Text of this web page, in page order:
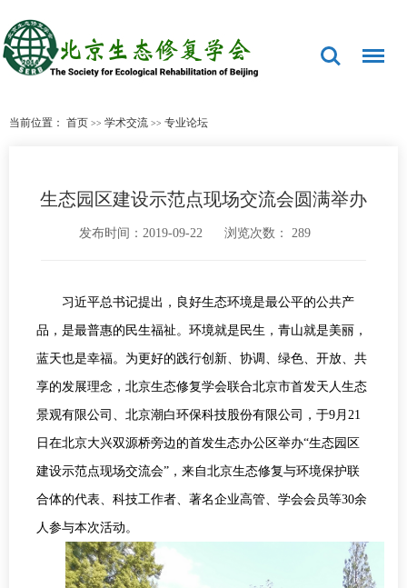
当前位置： 首页 >> 学术交流 >> 专业论坛
生态园区建设示范点现场交流会圆满举办
发布时间：2019-09-22 浏览次数： 289
习近平总书记提出，良好生态环境是最公平的公共产
品，是最普惠的民生福祉。环境就是民生，青山就是美丽，
蓝天也是幸福。为更好的践行创新、协调、绿色、开放、共
享的发展理念，北京生态修复学会联合北京市首发天人生态
景观有限公司、北京潮白环保科技股份有限公司，于9月 21
日在北京大兴双源桥旁边的首发生态办公区举办“生态园区
建设示范点现场交流会”，来自北京生态修复与环境保护联
合体的代表、科技工作者、著名企业高管、学会会员等30余
人参与本次活动。